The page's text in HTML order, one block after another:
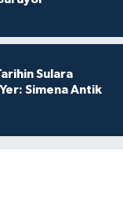
Sulara
Simena Antik